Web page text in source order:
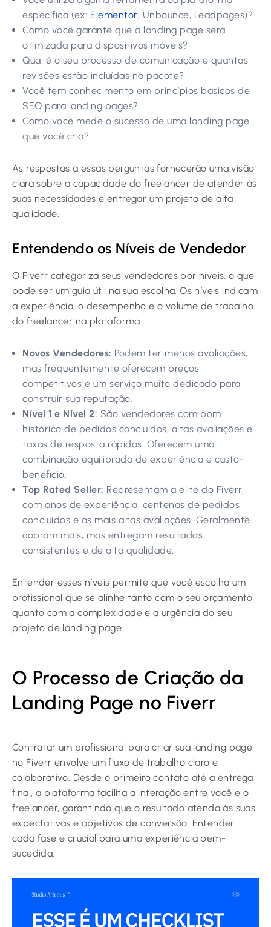
específica (ex: Elementor, Unbounce, Leadpages)?
Como você garante que a landing page será
otimizada para dispositivos móveis?
Qual é o seu processo de comunicação e quantas
revisões estão incluídas no pacote?
Você tem conhecimento em princípios básicos de
SEO para landing pages?
Como você mede o sucesso de uma landing page
que você cria?
As respostas a essas perguntas fornecerão uma visão
clara sobre a capacidade do freelancer de atender às
suas necessidades e entregar um projeto de alta
qualidade.
Entendendo os Níveis de Vendedor
O Fiverr categoriza seus vendedores por níveis, o que
pode ser um guia útil na sua escolha. Os níveis indicam
a experiência, o desempenho e o volume de trabalho
do freelancer na plataforma.
Novos Vendedores: Podem ter menos avaliações,
mas frequentemente oferecem preços
competitivos e um serviço muito dedicado para
construir sua reputação.
Nível 1 e Nível 2: São vendedores com bom
histórico de pedidos concluídos, altas avaliações e
taxas de resposta rápidas. Oferecem uma
combinação equilibrada de experiência e custo-
benefício.
Top Rated Seller: Representam a elite do Fiverr,
com anos de experiência, centenas de pedidos
concluídos e as mais altas avaliações. Geralmente
cobram mais, mas entregam resultados
consistentes e de alta qualidade.
Entender esses níveis permite que você escolha um
profissional que se alinhe tanto com o seu orçamento
quanto com a complexidade e a urgência do seu
projeto de landing page.
O Processo de Criação da
Landing Page no Fiverr
Contratar um profissional para criar sua landing page
no Fiverr envolve um fluxo de trabalho claro e
colaborativo. Desde o primeiro contato até a entrega
final, a plataforma facilita a interação entre você e o
freelancer, garantindo que o resultado atenda às suas
expectativas e objetivos de conversão. Entender
cada fase é crucial para uma experiência bem-
sucedida.